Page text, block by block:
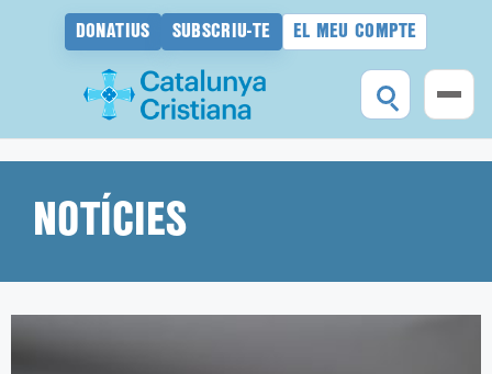
DONATIUS SUBSCRIU-TE EL MEU COMPTE
contingutNOTÍCIES